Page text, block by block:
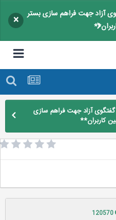
جهت فراهم سازی بستر
×
آزاد جهت فراهم سازی
کاربران**